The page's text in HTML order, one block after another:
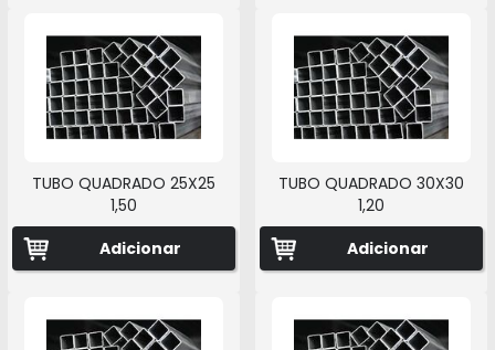
TUBO QUADRADO 25X25
1,50
Adicionar
TUBO QUADRADO 30X30
1,20
Adicionar